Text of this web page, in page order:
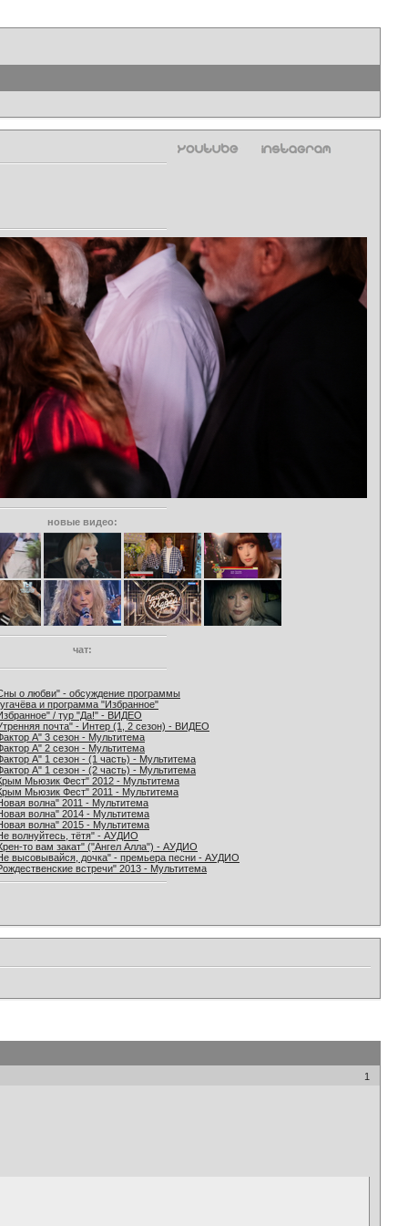
новые видео:
чат:
о любви" - обсуждение программы
и программа "Избранное"
/ тур "Да!" - ВИДЕО
почта" - Интер (1, 2 сезон) - ВИДЕО
А" 3 сезон - Мультитема
А" 2 сезон - Мультитема
А" 1 сезон - (1 часть) - Мультитема
А" 1 сезон - (2 часть) - Мультитема
Мьюзик Фест" 2012 - Мультитема
Мьюзик Фест" 2011 - Мультитема
волна" 2011 - Мультитема
волна" 2014 - Мультитема
волна" 2015 - Мультитема
волнуйтесь, тётя" - АУДИО
то вам закат" ("Ангел Алла") - АУДИО
высовывайся, дочка" - премьера песни - АУДИО
встречи" 2013 - Мультитема
1